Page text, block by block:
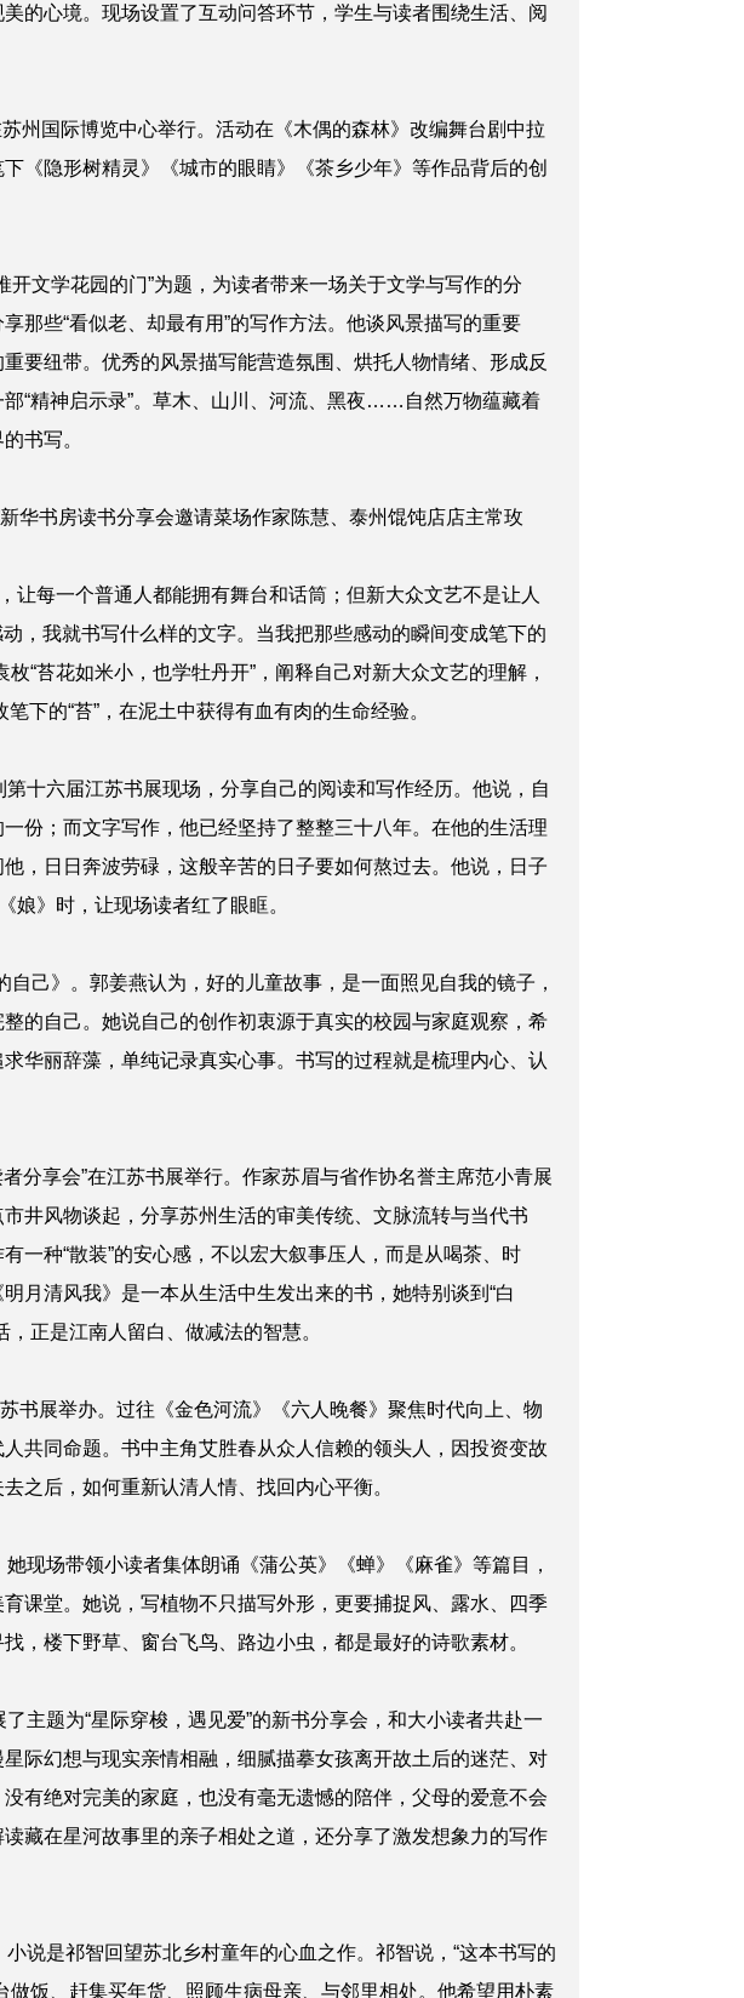
的心境。现场设置了互动问答环节，学生与读者围绕生活、阅
州国际博览中心举行。活动在《木偶的森林》改编舞台剧中拉
《隐形树精灵》《城市的眼睛》《茶乡少年》等作品背后的创
开文学花园的门”为题，为读者带来一场关于文学与写作的分
那些“看似老、却最有用”的写作方法。他谈风景描写的重要
要纽带。优秀的风景描写能营造氛围、烘托人物情绪、形成反
“精神启示录”。草木、山川、河流、黑夜……自然万物蕴藏着
书写。
华书房读书分享会邀请菜场作家陈慧、泰州馄饨店店主常玫
让每一个普通人都能拥有舞台和话筒；但新大众文艺不是让人
，我就书写什么样的文字。当我把那些感动的瞬间变成笔下的
“苔花如米小，也学牡丹开”，阐释自己对新大众文艺的理解，
下的“苔”，在泥土中获得有血有肉的生命经验。
十六届江苏书展现场，分享自己的阅读和写作经历。他说，自
份；而文字写作，他已经坚持了整整三十八年。在他的生活理
，日日奔波劳碌，这般辛苦的日子要如何熬过去。他说，日子
娘》时，让现场读者红了眼眶。
己》。郭姜燕认为，好的儿童故事，是一面照见自我的镜子，
的自己。她说自己的创作初衷源于真实的校园与家庭观察，希
华丽辞藻，单纯记录真实心事。书写的过程就是梳理内心、认
分享会”在江苏书展举行。作家苏眉与省作协名誉主席范小青展
井风物谈起，分享苏州生活的审美传统、文脉流转与当代书
一种“散装”的安心感，不以宏大叙事压人，而是从喝茶、时
月清风我》是一本从生活中生发出来的书，她特别谈到“白
正是江南人留白、做减法的智慧。
展举办。过往《金色河流》《六人晚餐》聚焦时代向上、物
共同命题。书中主角艾胜春从众人信赖的领头人，因投资变故
之后，如何重新认清人情、找回内心平衡。
现场带领小读者集体朗诵《蒲公英》《蝉》《麻雀》等篇目，
课堂。她说，写植物不只描写外形，更要捕捉风、露水、四季
，楼下野草、窗台飞鸟、路边小虫，都是最好的诗歌素材。
主题为“星际穿梭，遇见爱”的新书分享会，和大小读者共赴一
际幻想与现实亲情相融，细腻描摹女孩离开故土后的迷茫、对
有绝对完美的家庭，也没有毫无遗憾的陪伴，父母的爱意不会
藏在星河故事里的亲子相处之道，还分享了激发想象力的写作
说是祁智回望苏北乡村童年的心血之作。祁智说，“这本书写的
饭、赶集买年货、照顾生病母亲、与邻里相处。他希望用朴素